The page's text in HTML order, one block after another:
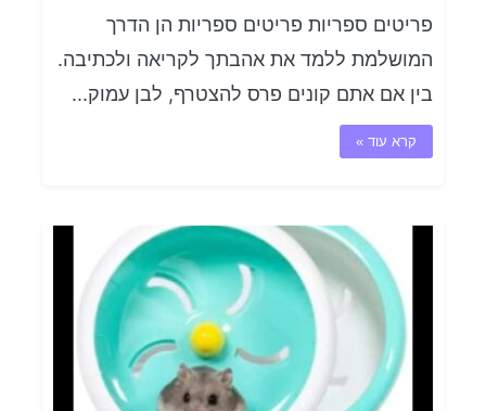
פריטים ספריות פריטים ספריות הן הדרך
המושלמת ללמד את אהבתך לקריאה ולכתיבה.
בין אם אתם קונים פרס להצטרף, לבן עמוק...
קרא עוד »